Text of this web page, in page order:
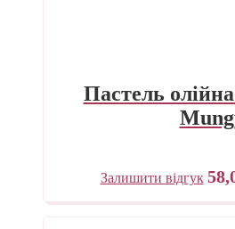
Пастель
Залишити відгук